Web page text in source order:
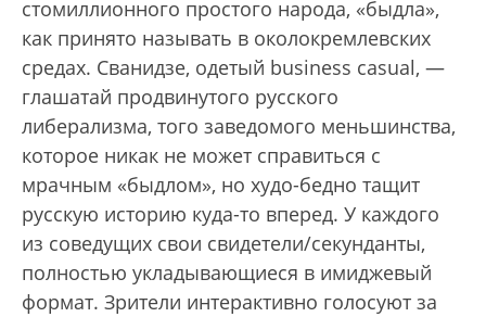
стомиллионного простого народа, «быдла»,
как принято называть в околокремлевских
средах. Сванидзе, одетый business casual, —
глашатай продвинутого русского
либерализма, того заведомого меньшинства,
которое никак не может справиться с
мрачным «быдлом», но худо-бедно тащит
русскую историю куда-то вперед. У каждого
из соведущих свои свидетели/секунданты,
полностью укладывающиеся в имиджевый
формат. Зрители интерактивно голосуют за